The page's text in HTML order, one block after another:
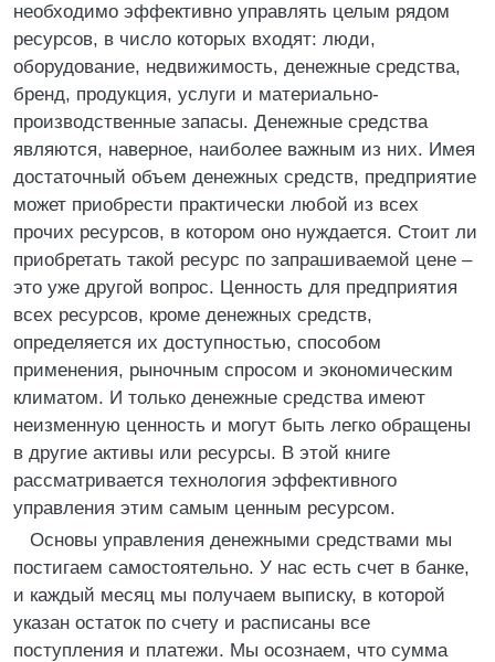
необходимо эффективно управлять целым рядом
ресурсов, в число которых входят: люди,
оборудование, недвижимость, денежные средства,
бренд, продукция, услуги и материально-
производственные запасы. Денежные средства
являются, наверное, наиболее важным из них. Имея
достаточный объем денежных средств, предприятие
может приобрести практически любой из всех
прочих ресурсов, в котором оно нуждается. Стоит ли
приобретать такой ресурс по запрашиваемой цене –
это уже другой вопрос. Ценность для предприятия
всех ресурсов, кроме денежных средств,
определяется их доступностью, способом
применения, рыночным спросом и экономическим
климатом. И только денежные средства имеют
неизменную ценность и могут быть легко обращены
в другие активы или ресурсы. В этой книге
рассматривается технология эффективного
управления этим самым ценным ресурсом.
Основы управления денежными средствами мы
постигаем самостоятельно. У нас есть счет в банке,
и каждый месяц мы получаем выписку, в которой
указан остаток по счету и расписаны все
поступления и платежи. Мы осознаем, что сумма